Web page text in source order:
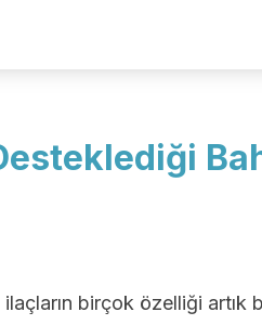
ilaçların birçok özelliği